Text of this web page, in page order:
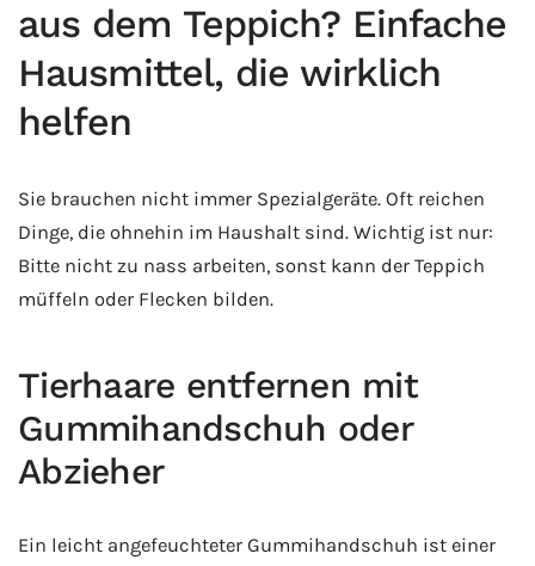
aus dem Teppich? Einfache
Hausmittel, die wirklich
helfen
Sie brauchen nicht immer Spezialgeräte. Oft reichen
Dinge, die ohnehin im Haushalt sind. Wichtig ist nur:
Bitte nicht zu nass arbeiten, sonst kann der Teppich
müffeln oder Flecken bilden.
Tierhaare entfernen mit
Gummihandschuh oder
Abzieher
Ein leicht angefeuchteter Gummihandschuh ist einer